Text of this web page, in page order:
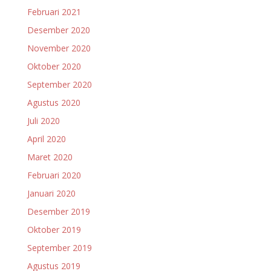
Februari 2021
Desember 2020
November 2020
Oktober 2020
September 2020
Agustus 2020
Juli 2020
April 2020
Maret 2020
Februari 2020
Januari 2020
Desember 2019
Oktober 2019
September 2019
Agustus 2019